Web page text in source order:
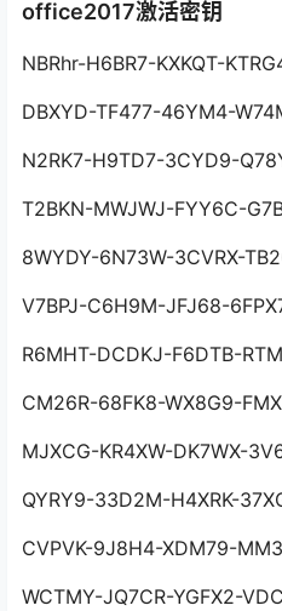
office2017激活密钥
NBRhr-H6BR7-KXKQT-
DBXYD-TF477-46YM4-
N2RK7-H9TD7-3CYD9-
T2BKN-MWJWJ-FYY6C-
8WYDY-6N73W-3CVRX-
V7BPJ-C6H9M-JFJ68-
R6MHT-DCDKJ-F6DTB-
CM26R-68FK8-WX8G9-
MJXCG-KR4XW-DK7WX-
QYRY9-33D2M-H4XRK-
CVPVK-9J8H4-XDM79-
WCTMY-JQ7CR-YGFX2-